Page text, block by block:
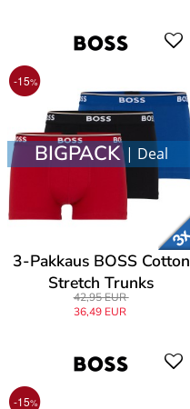
-15%
BIGPACK| Deal
3-Pakkaus BOSS Cotton
Stretch Trunks
42,95 EUR
36,49 EUR
-15%